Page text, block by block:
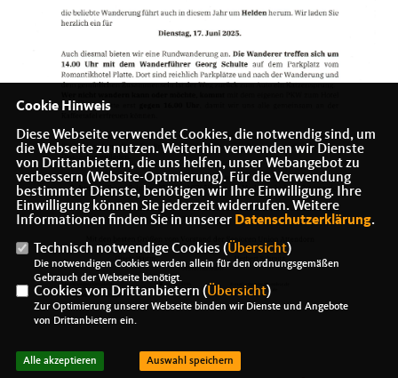
Cookie Hinweis
Diese Webseite verwendet Cookies, die notwendig sind, um
die Webseite zu nutzen. Weiterhin verwenden wir Dienste
von Drittanbietern, die uns helfen, unser Webangebot zu
verbessern (Website-Optmierung). Für die Verwendung
bestimmter Dienste, benötigen wir Ihre Einwilligung. Ihre
Einwilligung können Sie jederzeit widerrufen. Weitere
Informationen finden Sie in unserer Datenschutzerklärung.
Technisch notwendige Cookies (Übersicht)
Die notwendigen Cookies werden allein für den ordnungsgemäßen
Gebrauch der Webseite benötigt.
Cookies von Drittanbietern (Übersicht)
Zur Optimierung unserer Webseite binden wir Dienste und Angebote
von Drittanbietern ein.
Alle akzeptieren Auswahl speichern